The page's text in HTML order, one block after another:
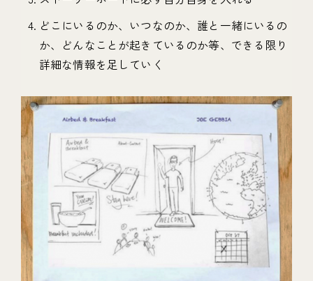
どこにいるのか、いつなのか、誰と一緒にいるの
か、どんなことが起きているのか等、できる限り
詳細な情報を足していく